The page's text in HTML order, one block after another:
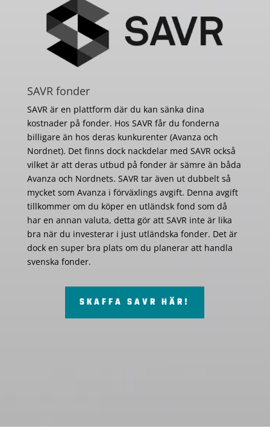
SAVR fonder
SAVR är en plattform där du kan sänka dina
kostnader på fonder. Hos SAVR får du fonderna
billigare än hos deras kunkurenter (Avanza och
Nordnet). Det finns dock nackdelar med SAVR också
vilket är att deras utbud på fonder är sämre än båda
Avanza och Nordnets. SAVR tar även ut dubbelt så
mycket som Avanza i förväxlings avgift. Denna avgift
tillkommer om du köper en utländsk fond som då
har en annan valuta, detta gör att SAVR inte är lika
bra när du investerar i just utländska fonder. Det är
dock en super bra plats om du planerar att handla
svenska fonder.
SKAFFA SAVR HÄR!